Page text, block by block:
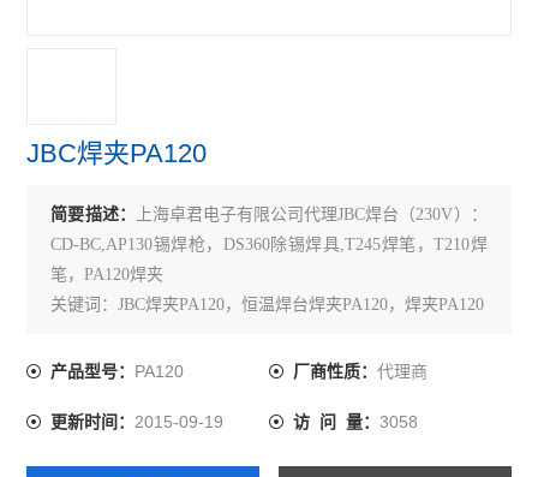
JBC焊夹PA120
简要描述：
上海卓君电子有限公司代理JBC焊台（230V）：
CD-BC,AP130锡焊枪，DS360除锡焊具,T245焊笔，T210焊
笔，PA120焊夹
关键词：JBC焊夹PA120，恒温焊台焊夹PA120，焊夹PA120
产品型号： PA120 厂商性质： 代理商
更新时间：2015-09-19 访 问 量： 3058